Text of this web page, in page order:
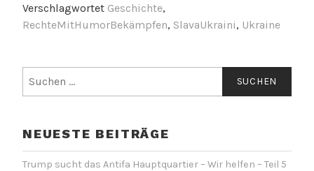
Verschlagwortet Geschichte,
RechteMitHumorBekämpfen, SlavaUkraini, Ukraine
nach:
NEUESTE BEITRÄGE
Trump sucht das Antifa Hauptquartier – Wir helfen – Teil 5